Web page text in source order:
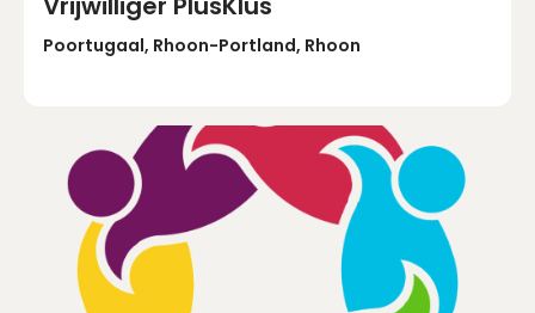
Poortugaal, Rhoon-Portland, Rhoon